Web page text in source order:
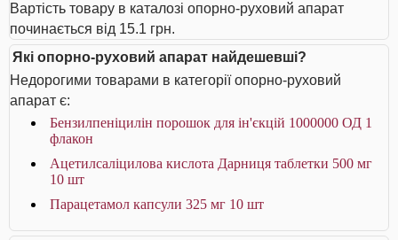
Вартість товару в каталозі опорно-руховий апарат
починається від 15.1 грн.
Які опорно-руховий апарат найдешевші?
Недорогими товарами в категорії опорно-руховий
апарат є:
Бензилпеніцилін порошок для ін'єкцій 1000000 ОД 1
флакон
Ацетилсаліцилова кислота Дарниця таблетки 500 мг
10 шт
Парацетамол капсули 325 мг 10 шт